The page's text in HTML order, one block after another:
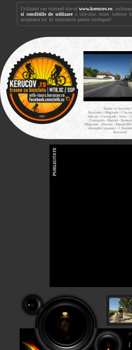
Utilizand sau vizitand site-ulwww.kerucov.ro ,
si conditiile de utilizare a site-ului. Acest website
acceptarea lor. Iti multumim pentru intelegere!
Traseu cu bicicleta
Bucuresti - Magurele -
Darvari - Ciorogarla - Joita -
Ciorogarla - Darvari -
Magurele - Alunisu - Darasti-
Adunatii-Copaceni - 1
Bucuresti